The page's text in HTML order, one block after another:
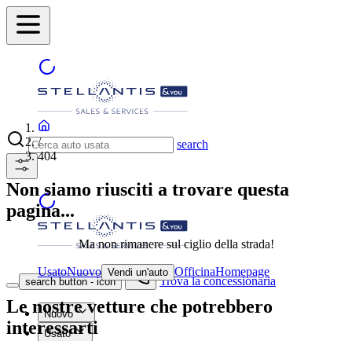
search
search button - icon Trova la concessionaria
Nuovo
Usato
/
404
Non siamo riusciti a trovare questa
pagina...
Ma non rimanere sul ciglio della strada!
UsatoNuovo Vendi un'auto OfficinaHomepage
Le nostre vetture che potrebbero
interessarti